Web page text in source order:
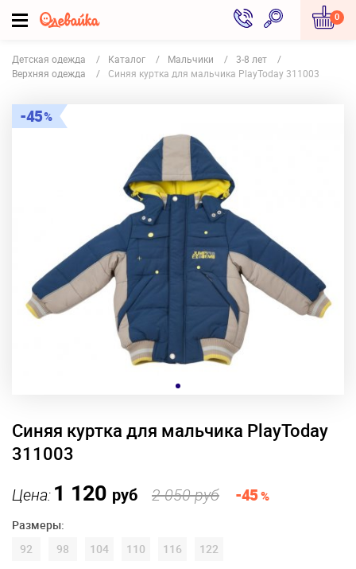
0
Детская одежда Каталог Мальчики
3-8 лет
Верхняя одежда
Синяя куртка для мальчика PlayToday 311003
45
Синяя куртка для мальчика PlayToday
311003
Цена:1 120 руб 2 050 руб -45%
Размеры:
92
98 104 110 116
122